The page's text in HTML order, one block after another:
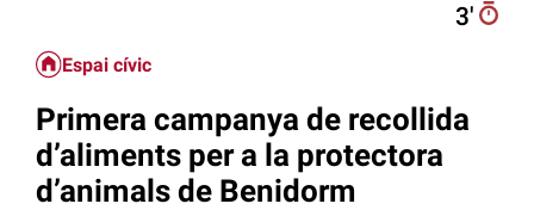
3′
Espai cívic
Primera campanya de recollida
d’aliments per a la protectora
d’animals de Benidorm